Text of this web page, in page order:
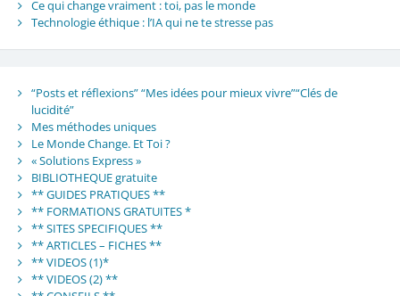
Ce qui change vraiment : toi, pas le monde
Technologie éthique : l’IA qui ne te stresse pas
“Posts et réflexions” “Mes idées pour mieux vivre”“Clés de
lucidité”
Mes méthodes uniques
Le Monde Change. Et Toi ?
« Solutions Express »
BIBLIOTHEQUE gratuite
** GUIDES PRATIQUES **
** FORMATIONS GRATUITES *
** SITES SPECIFIQUES **
** ARTICLES – FICHES **
** VIDEOS (1)*
** VIDEOS (2) **